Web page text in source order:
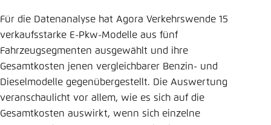
Für die Datenanalyse hat Agora Verkehrswende 15
verkaufsstarke E-Pkw-Modelle aus fünf
Fahrzeugsegmenten ausgewählt und ihre
Gesamtkosten jenen vergleichbarer Benzin- und
Dieselmodelle gegenübergestellt. Die Auswertung
veranschaulicht vor allem, wie es sich auf die
Gesamtkosten auswirkt, wenn sich einzelne